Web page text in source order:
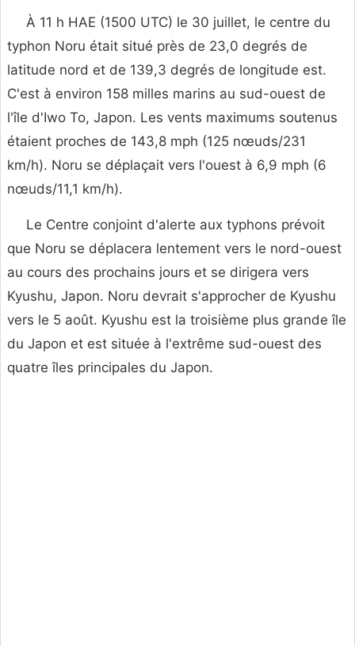
À 11 h HAE (1500 UTC) le 30 juillet, le centre du
typhon Noru était situé près de 23,0 degrés de
latitude nord et de 139,3 degrés de longitude est.
C'est à environ 158 milles marins au sud-ouest de
l'île d'Iwo To, Japon. Les vents maximums soutenus
étaient proches de 143,8 mph (125 nœuds/231
km/h). Noru se déplaçait vers l'ouest à 6,9 mph (6
nœuds/11,1 km/h).
Le Centre conjoint d'alerte aux typhons prévoit
que Noru se déplacera lentement vers le nord-ouest
au cours des prochains jours et se dirigera vers
Kyushu, Japon. Noru devrait s'approcher de Kyushu
vers le 5 août. Kyushu est la troisième plus grande île
du Japon et est située à l'extrême sud-ouest des
quatre îles principales du Japon.